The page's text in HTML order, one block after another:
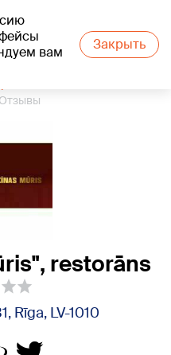
вам
Закрыть
Отзывы
restorāns
Rīga, LV-1010